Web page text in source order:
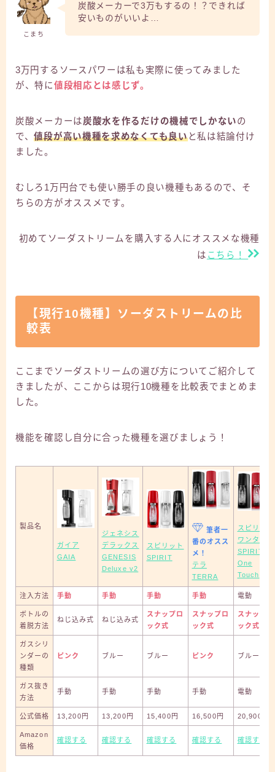
こまち
炭酸メーカーで3万もするの！？できれば
安いものがいいよ…
3万円するソースパワーは私も実際に使ってみました
が、特に値段相応とは感じず。
炭酸メーカーは炭酸水を作るだけの機械でしかないの
で、値段が高い機種を求めなくても良いと私は結論付け
ました。
むしろ1万円台でも使い勝手の良い機種もあるので、そ
ちらの方がオススメです。
初めてソーダストリームを購入する人にオススメな機種
は こちら！
【現行10機種】ソーダストリームの比
較表
ここまでソーダストリームの選び方についてご紹介して
きましたが、ここからは現行10機種を比較表でまとめま
した。
機能を確認し自分に合った機種を選びましょう！
製品名
ガイア
GAIA
ジェネシス
デラックス
GENESIS
Deluxe v2
スピリット
SPIRIT
筆者一
番のオスス
メ！
テラ
TERRA
スピリット
ワンタッチ
SPIRIT
One
Touch
注入方法 手動 手動 手動 手動 電動
ボトルの
着脱方法
ねじ込み式 ねじ込み式
スナップロ
ック式
スナップロ
ック式
スナップロ
ック式
ガスシリ
ンダーの
種類
ピンク ブルー ブルー ピンク ブルー
ガス抜き
方法
手動 手動 手動 手動 電動
公式価格 13,200円 13,200円 15,400円 16,500円 20,900円
Amazon
価格
確認する 確認する 確認する 確認する 確認する